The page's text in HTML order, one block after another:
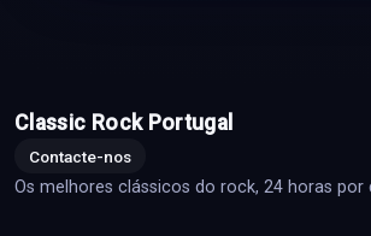
Classic Rock Portugal
Contacte-nos
Os melhores clássicos do rock, 24 horas por